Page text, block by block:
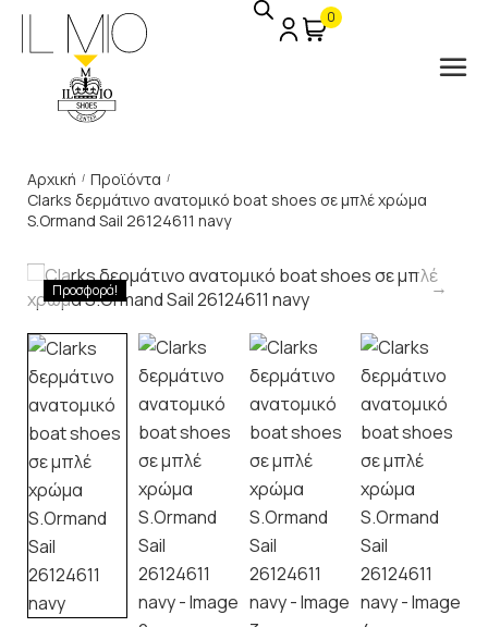
0
Αρχική / Προϊόντα /
Clarks δερμάτινο ανατομικό boat shoes σε μπλέ χρώμα
S.Ormand Sail 26124611 navy
Προσφορά!